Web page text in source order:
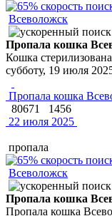
Всеволожск
Пропала кошка
Кошка
субботу, 19 июля
Пропала кошка
80671
1456
22 июля 2025
пропала
Всеволожск
Пропала кошка
Пропала кошка